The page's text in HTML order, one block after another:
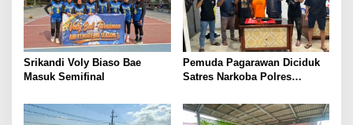
Srikandi Voly Biaso Bae
Masuk Semifinal
Pemuda Pagarawan Diciduk
Satres Narkoba Polres